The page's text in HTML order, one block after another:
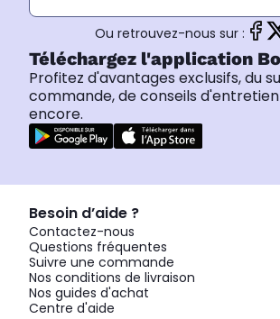
Ou retrouvez-nous sur :
Téléchargez l'application
Profitez d'avantages exclusifs, du
commande, de conseils
encore.
Besoin d’aide ?
Contactez-nous
Questions fréquentes
Suivre une commande
Nos conditions de livraison
Nos guides d'achat
Centre d'aide